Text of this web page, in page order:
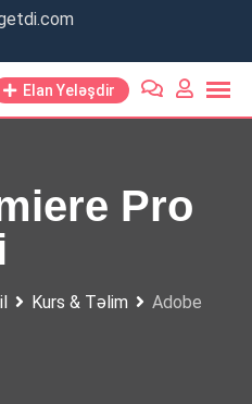
Elan Yeləşdir
Pro
Kurs & Təlim
Adobe